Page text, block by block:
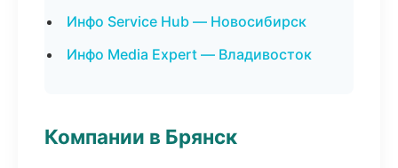
Инфо Service Hub — Новосибирск
Инфо Media Expert — Владивосток
Компании в Брянск